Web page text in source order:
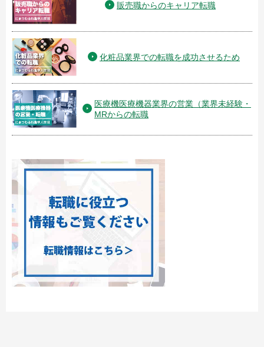
販売職からのキャリア転職
化粧品業界での転職を成功させるため
医療機医療機器業界の営業（業界未経験・
MRからの転職